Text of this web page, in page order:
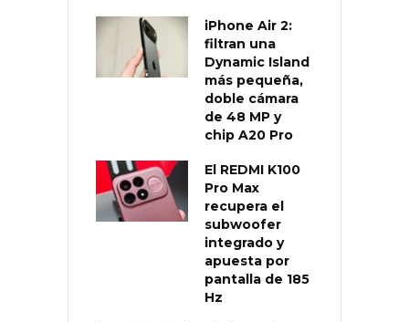
iPhone Air 2:
filtran una
Dynamic Island
más pequeña,
doble cámara
de 48 MP y
chip A20 Pro
El REDMI K100
Pro Max
recupera el
subwoofer
integrado y
apuesta por
pantalla de 185
Hz